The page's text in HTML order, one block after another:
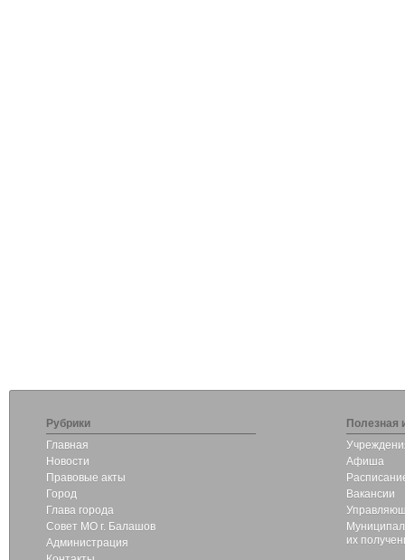
Рубрики
Главная
Новости
Правовые акты
Город
Глава города
Совет МО г. Балашов
Администрация
Полезная
Афиша
Вакансии
их